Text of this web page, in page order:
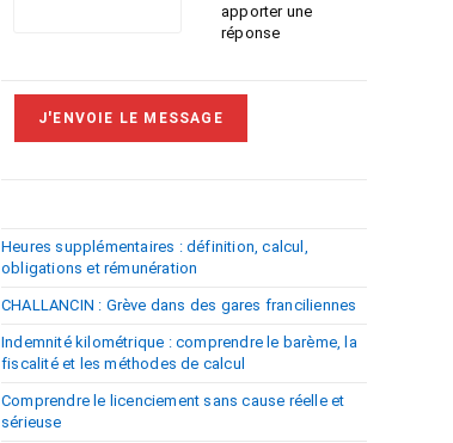
apporter une
réponse
Heures supplémentaires : définition, calcul,
obligations et rémunération
CHALLANCIN : Grève dans des gares franciliennes
Indemnité kilométrique : comprendre le barème, la
fiscalité et les méthodes de calcul
Comprendre le licenciement sans cause réelle et
sérieuse